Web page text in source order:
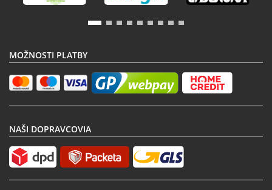
MOŽNOSTI PLATBY
NAŠI DOPRAVCOVIA